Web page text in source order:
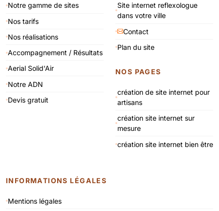
Notre gamme de sites
Nos tarifs
Nos réalisations
Accompagnement / Résultats
Aerial Solid'Air
Notre ADN
Devis gratuit
Site internet reflexologue
dans votre ville
Contact
Plan du site
NOS PAGES
création de site internet pour
artisans
création site internet sur
mesure
création site internet bien être
INFORMATIONS LÉGALES
Mentions légales